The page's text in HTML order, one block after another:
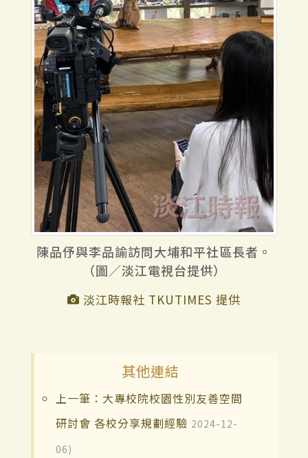
陳品伃與李品諭訪問大埔和平社區長者。
（圖／淡江電視台提供）
淡江時報社 TKUTIMES 提供
其他連結
上一筆：大專校院校園性別友善空間
研討會 各校分享規劃經驗 2024-12-
06)